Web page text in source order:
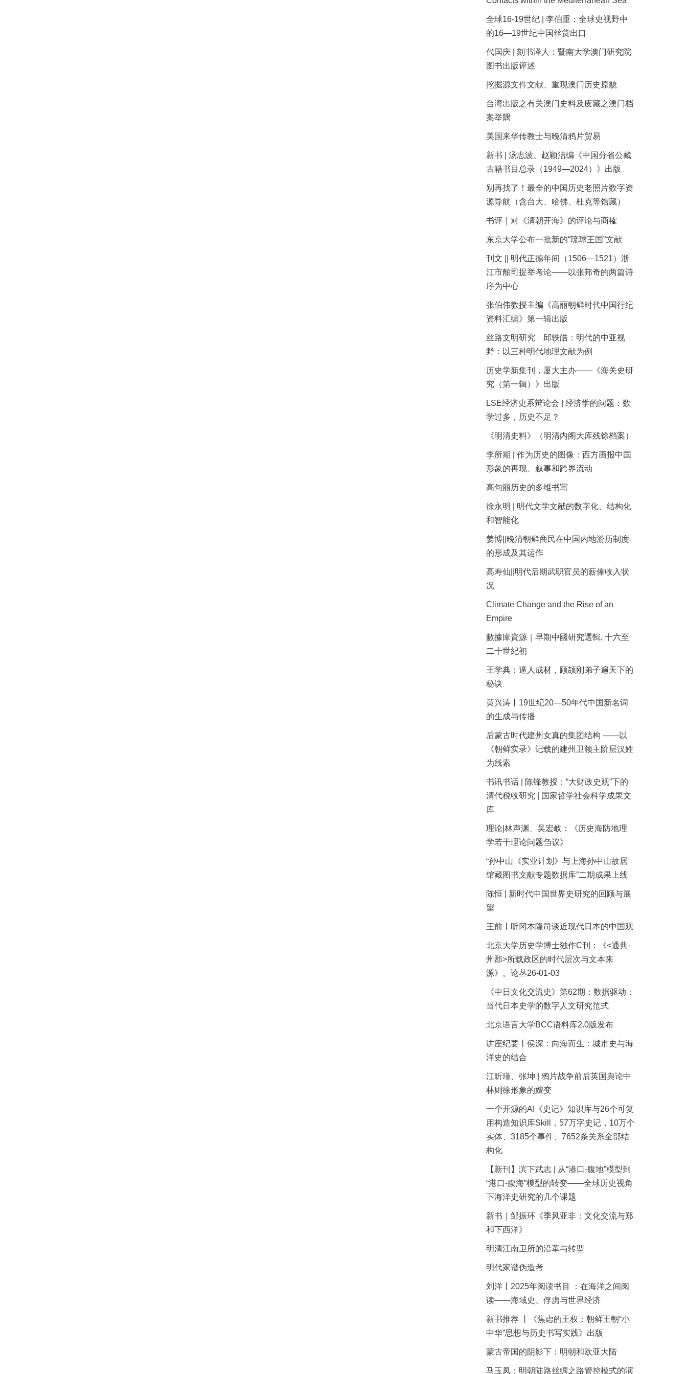
全球16-19世纪 | 李伯重：全球史视野中
的16—19世纪中国丝货出口
代国庆 | 刻书泽人：暨南大学澳门研究院
图书出版评述
挖掘源文件文献、重现澳门历史原貌
台湾出版之有关澳门史料及庋藏之澳门档
案举隅
美国来华传教士与晚清鸦片贸易
新书 | 汤志波、赵颖洁编《中国分省公藏
古籍书目总录（1949—2024）》出版
别再找了！最全的中国历史老照片数字资
源导航（含台大、哈佛、杜克等馆藏）
书评｜对《清朝开海》的评论与商榷
东京大学公布一批新的“琉球王国”文献
刊文 || 明代正德年间（1506—1521）浙
江市舶司提举考论——以张邦奇的两篇诗
序为中心
张伯伟教授主编《高丽朝鲜时代中国行纪
资料汇编》第一辑出版
丝路文明研究︱邱轶皓：明代的中亚视
野：以三种明代地理文献为例
历史学新集刊，厦大主办——《海关史研
究（第一辑）》出版
LSE经济史系辩论会 | 经济学的问题：数
学过多，历史不足？
《明清史料》（明清内阁大库残馀档案）
李所期 | 作为历史的图像：西方画报中国
形象的再现、叙事和跨界流动
高句丽历史的多维书写
徐永明 | 明代文学文献的数字化、结构化
和智能化
姜博||晚清朝鲜商民在中国内地游历制度
的形成及其运作
高寿仙||明代后期武职官员的薪俸收入状
况
Climate Change and the Rise of an
Empire
數據庫資源｜早期中國研究選輯, 十六至
二十世紀初
王学典：逼人成材，顾颉刚弟子遍天下的
秘诀
黄兴涛丨19世纪20—50年代中国新名词
的生成与传播
后蒙古时代建州女真的集团结构 ——以
《朝鲜实录》记载的建州卫领主阶层汉姓
为线索
书讯书话 | 陈锋教授：“大财政史观”下的
清代税收研究 | 国家哲学社会科学成果文
库
理论|林声渊、吴宏岐：《历史海防地理
学若干理论问题刍议》
“孙中山《实业计划》与上海孙中山故居
馆藏图书文献专题数据库”二期成果上线
陈恒 | 新时代中国世界史研究的回顾与展
望
王前丨听冈本隆司谈近现代日本的中国观
北京大学历史学博士独作C刊：《<通典·
州郡>所载政区的时代层次与文本来
源》。论丛26-01-03
《中日文化交流史》第62期：数据驱动：
当代日本史学的数字人文研究范式
北京语言大学BCC语料库2.0版发布
讲座纪要丨侯深：向海而生：城市史与海
洋史的结合
江昕瑾、张坤 | 鸦片战争前后英国舆论中
林则徐形象的嬗变
一个开源的AI《史记》知识库与26个可复
用构造知识库Skill，57万字史记，10万个
实体、3185个事件、7652条关系全部结
构化
【新刊】滨下武志 | 从“港口-腹地”模型到
“港口-腹海”模型的转变——全球历史视角
下海洋史研究的几个课题
新书｜邹振环《季风亚非：文化交流与郑
和下西洋》
明清江南卫所的沿革与转型
明代家谱伪造考
刘洋丨2025年阅读书目 ：在海洋之间阅
读——海域史、俘虏与世界经济
新书推荐 丨《焦虑的王权：朝鲜王朝“小
中华”思想与历史书写实践》出版
蒙古帝国的阴影下：明朝和欧亚大陆
马玉凤：明朝陆路丝绸之路管控模式的演